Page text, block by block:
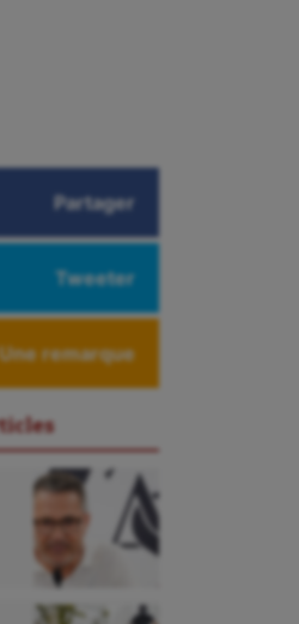
Partager
Tweeter
Une remarque